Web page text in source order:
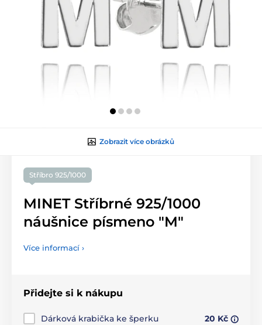
Zobrazit více obrázků
Stříbro 925/1000
MINET Stříbrné 925/1000
náušnice písmeno "M"
Více informací ›
Přidejte si k nákupu
Dárková krabička ke šperku 20 Kč